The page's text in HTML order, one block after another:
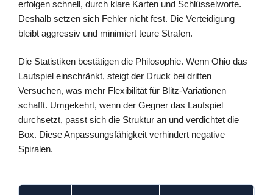
erfolgen schnell, durch klare Karten und Schlüsselworte.
Deshalb setzen sich Fehler nicht fest. Die Verteidigung
bleibt aggressiv und minimiert teure Strafen.
Die Statistiken bestätigen die Philosophie. Wenn Ohio das
Laufspiel einschränkt, steigt der Druck bei dritten
Versuchen, was mehr Flexibilität für Blitz-Variationen
schafft. Umgekehrt, wenn der Gegner das Laufspiel
durchsetzt, passt sich die Struktur an und verdichtet die
Box. Diese Anpassungsfähigkeit verhindert negative
Spiralen.